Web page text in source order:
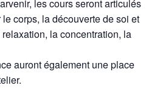
les cours seront articulés
le corps, la découverte de soi et
relaxation, la concentration, la
auront également une place